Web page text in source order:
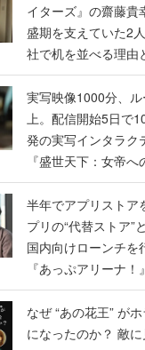
イターズ』の齋藤
盛期を支えていた2
社で机を並べる理由
『TATSUJIN
んだレジェンド2人
実写映像1000分、
上。配信開始5日で
発の実写インタラク
『盛世天下：女帝
うこだわりをプロデ
半年でアプリストアをオ
プリの“代替ストア”
国内向けローンチを
『あっぷアリーナ
てみた
なぜ “あの花王” が
になったのか？ 敵に見つからないようにマ